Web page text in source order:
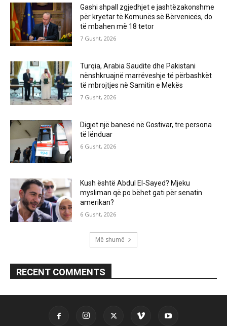
Gashi shpall zgjedhjet e jashtëzakonshme
për kryetar të Komunës së Bërvenicës, do
të mbahen më 18 tetor
7 Gusht, 2026
Turqia, Arabia Saudite dhe Pakistani
nënshkruajnë marrëveshje të përbashkët
të mbrojtjes në Samitin e Mekës
7 Gusht, 2026
Digjet një banesë në Gostivar, tre persona
të lënduar
6 Gusht, 2026
Kush është Abdul El-Sayed? Mjeku
mysliman që po bëhet gati për senatin
amerikan?
6 Gusht, 2026
Më shumë
RECENT COMMENTS